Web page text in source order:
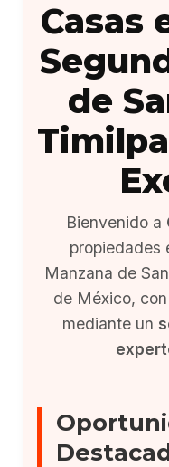
Casas
de
Bienvenido a
propiedades
Manzana de
de México,
mediante un